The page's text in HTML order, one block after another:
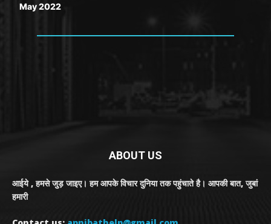
May 2022
ABOUT US
आईये , हमसे जुड़ जाइए। हम आपके विचार दुनिया तक पहुंचाते है। आपकी बात, जुबां
हमारी